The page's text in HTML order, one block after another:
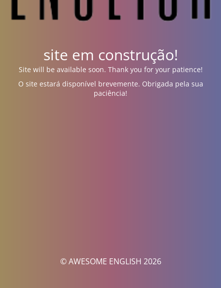
site em construção!
Site will be available soon. Thank you for your patience!
O site estará disponível brevemente. Obrigada pela sua
paciência!
© AWESOME ENGLISH 2026